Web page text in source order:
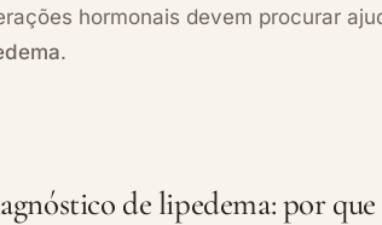
hormonais devem procurar
.
de lipedema: por